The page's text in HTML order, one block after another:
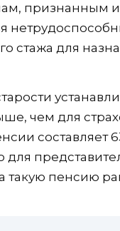
признанным
стажа для
чем для
составляет
такую пенсию